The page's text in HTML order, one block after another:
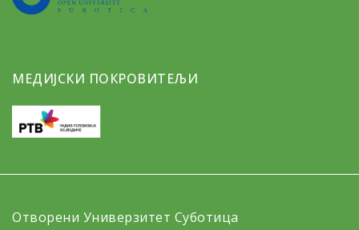
МЕДИЈСКИ ПОКРОВИТЕЉИ
Отворени Универзитет Суботица